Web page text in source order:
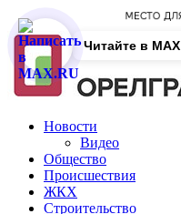
Новости
Видео
Общество
Происшествия
ЖКХ
Строительство
Читайте в MAX